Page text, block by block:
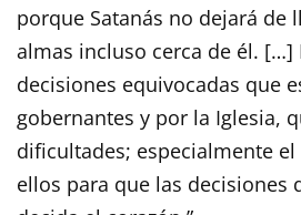
porque Satanás no dejará de
almas incluso cerca de él. […]
decisiones equivocadas que
gobernantes y por la Iglesia,
dificultades; especialmente el
ellos para que las decisiones